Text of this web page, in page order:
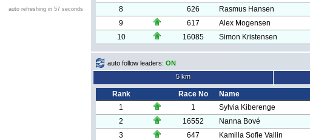
auto refreshing in 57 seconds
8
626 Rasmus Hansen
9
617 Alex Mogensen
10
16085 Simon Kristensen
auto follow leaders: ON
5 km
Rank Race No Name
1
1 Sylvia Kiberenge
2
16552 Nanna Bové
3
647 Kamilla Sofie Vallin